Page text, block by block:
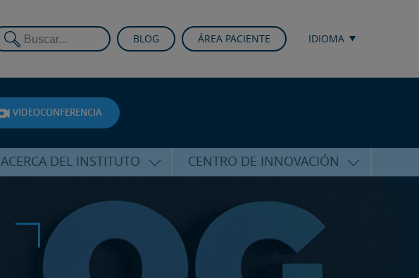
BLOG ÁREA PACIENTE IDIOMA
VIDEOCONFERENCIA
ACERCA DEL INSTITUTO
EQUIPO
ATENCIÓN PERSONALIZADA
UNIDAD DE ACOMPAÑAMIENTO
PSICOLÓGICO
CENTRO DE INNOVACIÓN
CURSOS Y CONFERENCIAS
FORMACIÓN
PUBLICACIONES CIENTÍFICAS